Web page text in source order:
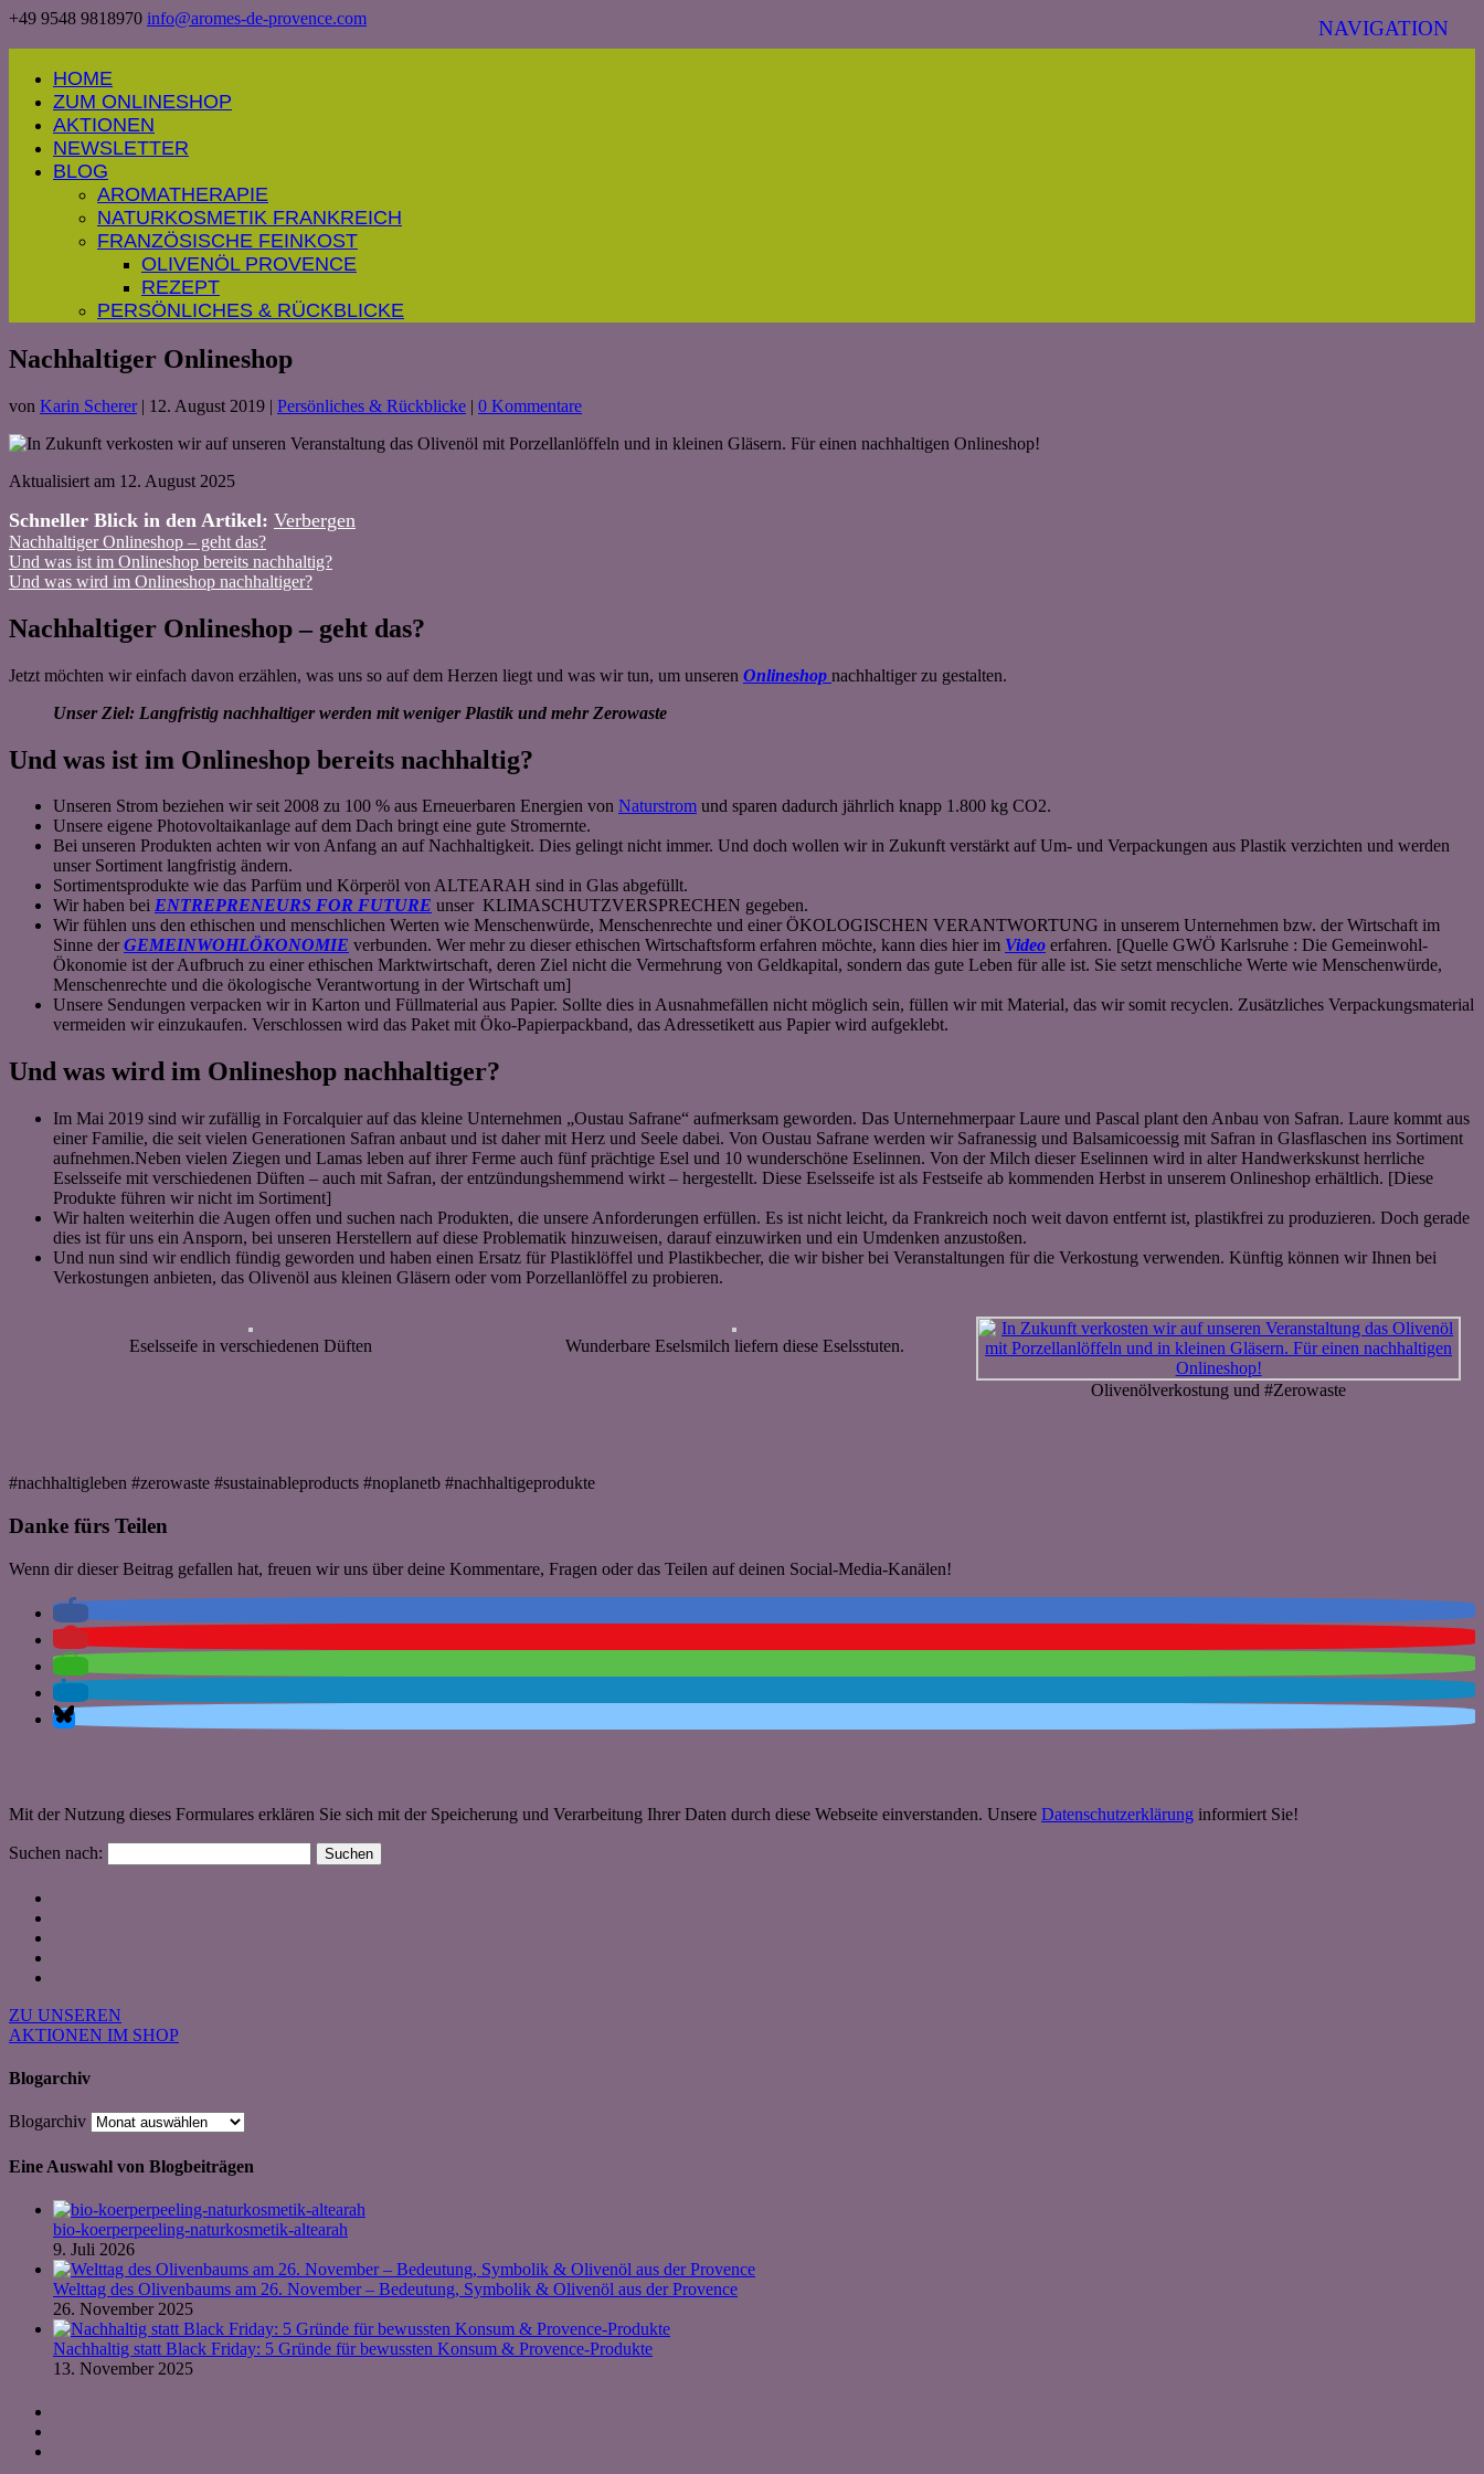
+49 9548 9818970 info@aromes-de-provence.com
HOME
ZUM ONLINESHOP
AKTIONEN
NEWSLETTER
BLOG
AROMATHERAPIE
NATURKOSMETIK FRANKREICH
FRANZÖSISCHE FEINKOST
OLIVENÖL PROVENCE
REZEPT
PERSÖNLICHES & RÜCKBLICKE
Nachhaltiger Onlineshop
von Karin Scherer| 12. August 2019 | Persönliches & Rückblicke | 0 Kommentare
Aktualisiert am 12. August 2025
Schneller Blick in den Artikel: Verbergen
Nachhaltiger Onlineshop – geht das?
Und was ist im Onlineshop bereits nachhaltig?
Und was wird im Onlineshop nachhaltiger?
Nachhaltiger Onlineshop – geht das?
Jetzt möchten wir einfach davon erzählen, was uns so auf dem Herzen liegt und was wir tun, um unseren Onlineshop nachhaltiger zu gestalten.
Unser Ziel: Langfristig nachhaltiger werden mit weniger Plastik und mehr Zerowaste
Und was ist im Onlineshop bereits nachhaltig?
Unseren Strom beziehen wir seit 2008 zu 100 % aus Erneuerbaren Energien von Naturstrom und sparen dadurch jährlich knapp 1.800 kg CO2.
Unsere eigene Photovoltaikanlage auf dem Dach bringt eine gute Stromernte.
Bei unseren Produkten achten wir von Anfang an auf Nachhaltigkeit. Dies gelingt nicht immer. Und doch wollen wir in Zukunft verstärkt auf Um- und Verpackungen aus Plastik verzichten und werden
unser Sortiment langfristig ändern.
Sortimentsprodukte wie das Parfüm und Körperöl von ALTEARAH sind in Glas abgefüllt.
Wir haben bei ENTREPRENEURS FOR FUTURE unser KLIMASCHUTZVERSPRECHEN gegeben.
Wir fühlen uns den ethischen und menschlichen Werten wie Menschenwürde, Menschenrechte und einer ÖKOLOGISCHEN VERANTWORTUNG in unserem Unternehmen bzw. der Wirtschaft im
Sinne derGEMEINWOHLÖKONOMIE verbunden. Wer mehr zu dieser ethischen Wirtschaftsform erfahren möchte, kann dies hier im Video erfahren. [Quelle GWÖ Karlsruhe : Die Gemeinwohl-
Ökonomie ist der Aufbruch zu einer ethischen Marktwirtschaft, deren Ziel nicht die Vermehrung von Geldkapital, sondern das gute Leben für alle ist. Sie setzt menschliche Werte wie Menschenwürde,
Menschenrechte und die ökologische Verantwortung in der Wirtschaft um]
Unsere Sendungen verpacken wir in Karton und Füllmaterial aus Papier. Sollte dies in Ausnahmefällen nicht möglich sein, füllen wir mit Material, das wir somit recyclen. Zusätzliches Verpackungsmaterial
vermeiden wir einzukaufen. Verschlossen wird das Paket mit Öko-Papierpackband, das Adressetikett aus Papier wird aufgeklebt.
Und was wird im Onlineshop nachhaltiger?
Im Mai 2019 sind wir zufällig in Forcalquier auf das kleine Unternehmen „Oustau Safrane“ aufmerksam geworden. Das Unternehmerpaar Laure und Pascal plant den Anbau von Safran. Laure kommt aus
einer Familie, die seit vielen Generationen Safran anbaut und ist daher mit Herz und Seele dabei. Von Oustau Safrane werden wir Safranessig und Balsamicoessig mit Safran in Glasflaschen ins Sortiment
aufnehmen.Neben vielen Ziegen und Lamas leben auf ihrer Ferme auch fünf prächtige Esel und 10 wunderschöne Eselinnen. Von der Milch dieser Eselinnen wird in alter Handwerkskunst herrliche
Eselsseife mit verschiedenen Düften – auch mit Safran, der entzündungshemmend wirkt – hergestellt. Diese Eselsseife ist als Festseife ab kommenden Herbst in unserem Onlineshop erhältlich. [Diese
Produkte führen wir nicht im Sortiment]
Wir halten weiterhin die Augen offen und suchen nach Produkten, die unsere Anforderungen erfüllen. Es ist nicht leicht, da Frankreich noch weit davon entfernt ist, plastikfrei zu produzieren. Doch gerade
dies ist für uns ein Ansporn, bei unseren Herstellern auf diese Problematik hinzuweisen, darauf einzuwirken und ein Umdenken anzustoßen.
Und nun sind wir endlich fündig geworden und haben einen Ersatz für Plastiklöffel und Plastikbecher, die wir bisher bei Veranstaltungen für die Verkostung verwenden. Künftig können wir Ihnen bei
Verkostungen anbieten, das Olivenöl aus kleinen Gläsern oder vom Porzellanlöffel zu probieren.
Eselsseife in verschiedenen Düften Wunderbare Eselsmilch liefern diese Eselsstuten.
Olivenölverkostung und #Zerowaste
#nachhaltigleben #zerowaste #sustainableproducts #noplanetb #nachhaltigeprodukte
Danke fürs Teilen
Wenn dir dieser Beitrag gefallen hat, freuen wir uns über deine Kommentare, Fragen oder das Teilen auf deinen Social-Media-Kanälen!
Mit der Nutzung dieses Formulares erklären Sie sich mit der Speicherung und Verarbeitung Ihrer Daten durch diese Webseite einverstanden. Unsere Datenschutzerklärung informiert Sie!
Suchen nach:
ZU UNSEREN
AKTIONEN IM SHOP
Blogarchiv
Blogarchiv
Eine Auswahl von Blogbeiträgen
bio-koerperpeeling-naturkosmetik-altearah
9. Juli 2026
Welttag des Olivenbaums am 26. November – Bedeutung, Symbolik & Olivenöl aus der Provence
26. November 2025
Nachhaltig statt Black Friday: 5 Gründe für bewussten Konsum & Provence-Produkte
13. November 2025